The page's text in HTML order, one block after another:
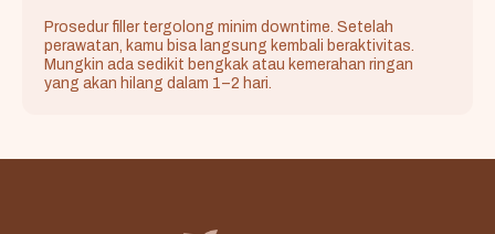
Prosedur filler tergolong minim downtime. Setelah
perawatan, kamu bisa langsung kembali beraktivitas.
Mungkin ada sedikit bengkak atau kemerahan ringan
yang akan hilang dalam 1–2 hari.